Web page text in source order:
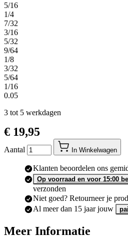
5/16
1/4
7/32
3/16
5/32
9/64
1/8
3/32
5/64
1/16
0.05
3 tot 5 werkdagen
€ 19,95
Aantal In Winkelwagen
Klanten beoordelen ons
Op voorraad en voor 15:00
verzonden
Niet goed? Retourneer je
Al meer dan 15 jaar jouw
Meer Informatie